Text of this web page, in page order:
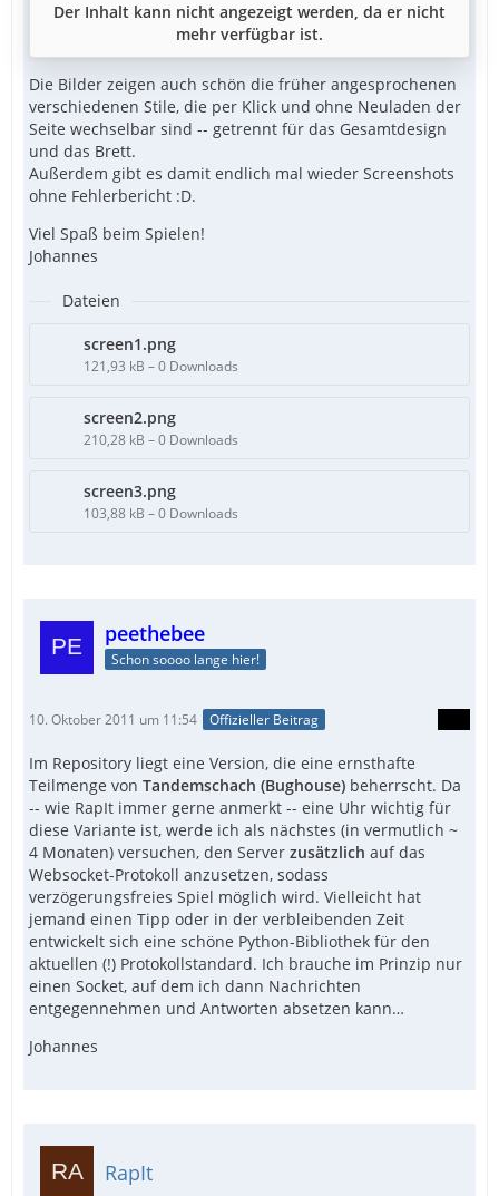
Der Inhalt kann nicht angezeigt werden, da er nicht
mehr verfügbar ist.
Die Bilder zeigen auch schön die früher angesprochenen
verschiedenen Stile, die per Klick und ohne Neuladen der
Seite wechselbar sind -- getrennt für das Gesamtdesign
und das Brett.
Außerdem gibt es damit endlich mal wieder Screenshots
ohne Fehlerbericht :D.
Viel Spaß beim Spielen!
Johannes
Dateien
screen1.png
121,93 kB – 0 Downloads
screen2.png
210,28 kB – 0 Downloads
screen3.png
103,88 kB – 0 Downloads
peethebee
Schon soooo lange hier!
10. Oktober 2011 um 11:54 Offizieller Beitrag
Im Repository liegt eine Version, die eine ernsthafte
Teilmenge von Tandemschach (Bughouse) beherrscht. Da
-- wie RapIt immer gerne anmerkt -- eine Uhr wichtig für
diese Variante ist, werde ich als nächstes (in vermutlich ~
4 Monaten) versuchen, den Server zusätzlich auf das
Websocket-Protokoll anzusetzen, sodass
verzögerungsfreies Spiel möglich wird. Vielleicht hat
jemand einen Tipp oder in der verbleibenden Zeit
entwickelt sich eine schöne Python-Bibliothek für den
aktuellen (!) Protokollstandard. Ich brauche im Prinzip nur
einen Socket, auf dem ich dann Nachrichten
entgegennehmen und Antworten absetzen kann…
Johannes
RapIt